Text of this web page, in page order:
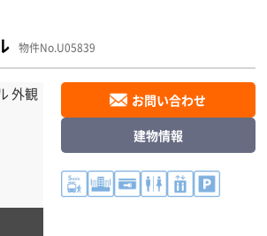
物件No.U05839
お問い合わせ
建物情報